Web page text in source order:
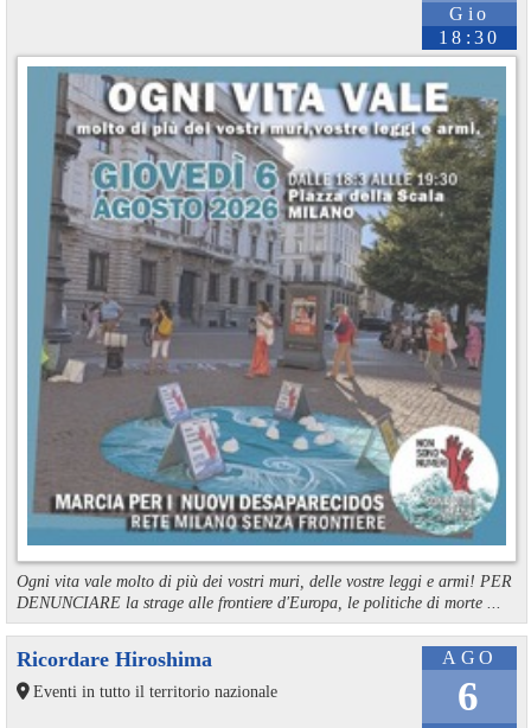
Gio
18:30
Ogni vita vale molto di più dei vostri muri, delle vostre leggi e armi! PER
DENUNCIARE la strage alle frontiere d'Europa, le politiche di morte ...
AGO
6
Ricordare Hiroshima
Eventi in tutto il territorio nazionale